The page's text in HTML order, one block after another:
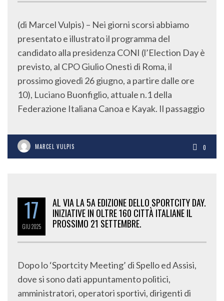
(di Marcel Vulpis) – Nei giorni scorsi abbiamo
presentato e illustrato il programma del
candidato alla presidenza CONI (l’Election Day è
previsto, al CPO Giulio Onesti di Roma, il
prossimo giovedì 26 giugno, a partire dalle ore
10), Luciano Buonfiglio, attuale n.1 della
Federazione Italiana Canoa e Kayak. Il passaggio
MARCEL VULPIS 0
17
GIU2025
AL VIA LA 5A EDIZIONE DELLO SPORTCITY DAY.
INIZIATIVE IN OLTRE 160 CITTÀ ITALIANE IL
PROSSIMO 21 SETTEMBRE.
Dopo lo ‘Sportcity Meeting’ di Spello ed Assisi,
dove si sono dati appuntamento politici,
amministratori, operatori sportivi, dirigenti di